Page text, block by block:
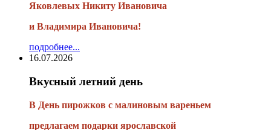
Яковлевых Никиту Ивановича
и Владимира Ивановича!
подробнее...
16.07.2026
Вкусный летний день
В День пирожков с малиновым вареньем
предлагаем подарки ярославской